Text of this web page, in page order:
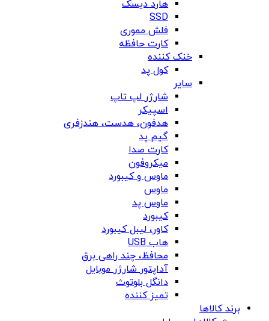
هارد دیسک
SSD
فلش مموری
کارت حافظه
خنک کننده
کول پد
سایر
شارژر لپ تاپ
اسپیکر
هدفون، هدست، هندزفری
گیم پد
کارت صدا
میکروفون
ماوس و کیبورد
ماوس
ماوس پد
کیبورد
کاور، لیبل کیبورد
هاب USB
محافظ، چند راهی برق
آداپتور شارژر موبایل
دانگل بلوتوث
تمیز کننده
برند کالاها